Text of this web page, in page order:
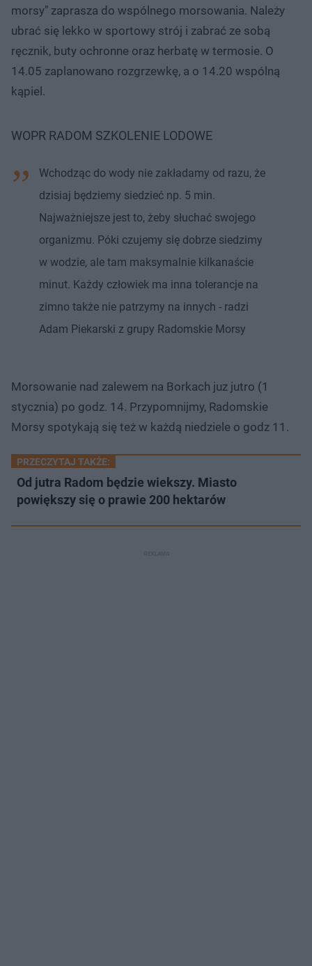
morsy" zaprasza do wspólnego morsowania. Należy
ubrać się lekko w sportowy strój i zabrać ze sobą
ręcznik, buty ochronne oraz herbatę w termosie. O
14.05 zaplanowano rozgrzewkę, a o 14.20 wspólną
kąpiel.
WOPR RADOM SZKOLENIE LODOWE
Wchodząc do wody nie zakładamy od razu, że
dzisiaj będziemy siedzieć np. 5 min.
Najważniejsze jest to, żeby słuchać swojego
organizmu. Póki czujemy się dobrze siedzimy
w wodzie, ale tam maksymalnie kilkanaście
minut. Każdy człowiek ma inna tolerancje na
zimno także nie patrzymy na innych - radzi
Adam Piekarski z grupy Radomskie Morsy
Morsowanie nad zalewem na Borkach juz jutro (1
stycznia) po godz. 14. Przypomnijmy, Radomskie
Morsy spotykają się też w każdą niedziele o godz 11.
PRZECZYTAJ TAKŻE:
Od jutra Radom będzie wiekszy. Miasto
powiększy się o prawie 200 hektarów